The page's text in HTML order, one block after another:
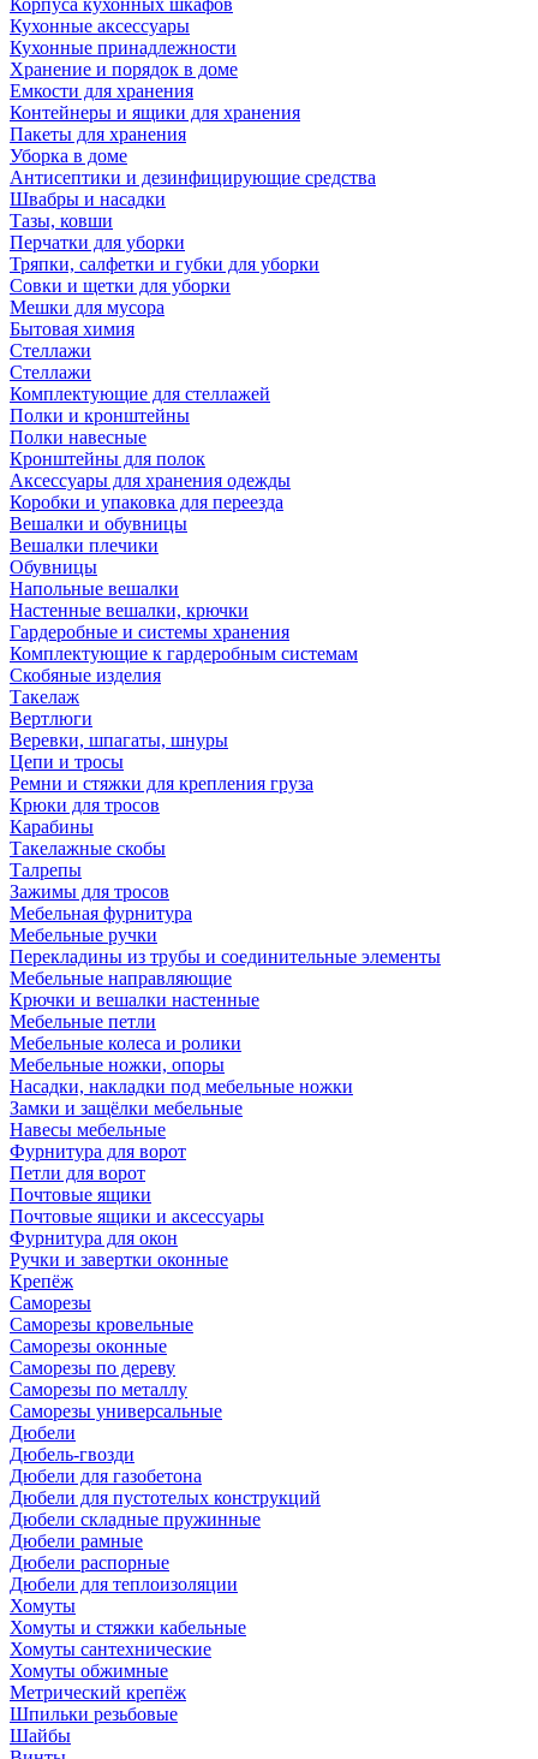
Корпуса кухонных шкафов
Кухонные аксессуары
Кухонные принадлежности
Хранение и порядок в доме
Емкости для хранения
Контейнеры и ящики для хранения
Пакеты для хранения
Уборка в доме
Антисептики и дезинфицирующие средства
Швабры и насадки
Тазы, ковши
Перчатки для уборки
Тряпки, салфетки и губки для уборки
Совки и щетки для уборки
Мешки для мусора
Бытовая химия
Стеллажи
Стеллажи
Комплектующие для стеллажей
Полки и кронштейны
Полки навесные
Кронштейны для полок
Аксессуары для хранения одежды
Коробки и упаковка для переезда
Вешалки и обувницы
Вешалки плечики
Обувницы
Напольные вешалки
Настенные вешалки, крючки
Гардеробные и системы хранения
Комплектующие к гардеробным системам
Скобяные изделия
Такелаж
Вертлюги
Веревки, шпагаты, шнуры
Цепи и тросы
Ремни и стяжки для крепления груза
Крюки для тросов
Карабины
Такелажные скобы
Талрепы
Зажимы для тросов
Мебельная фурнитура
Мебельные ручки
Перекладины из трубы и соединительные элементы
Мебельные направляющие
Крючки и вешалки настенные
Мебельные петли
Мебельные колеса и ролики
Мебельные ножки, опоры
Насадки, накладки под мебельные ножки
Замки и защёлки мебельные
Навесы мебельные
Фурнитура для ворот
Петли для ворот
Почтовые ящики
Почтовые ящики и аксессуары
Фурнитура для окон
Ручки и завертки оконные
Крепёж
Саморезы
Саморезы кровельные
Саморезы оконные
Саморезы по дереву
Саморезы по металлу
Саморезы универсальные
Дюбели
Дюбель-гвозди
Дюбели для газобетона
Дюбели для пустотелых конструкций
Дюбели складные пружинные
Дюбели рамные
Дюбели распорные
Дюбели для теплоизоляции
Хомуты
Хомуты и стяжки кабельные
Хомуты сантехнические
Хомуты обжимные
Метрический крепёж
Шпильки резьбовые
Шайбы